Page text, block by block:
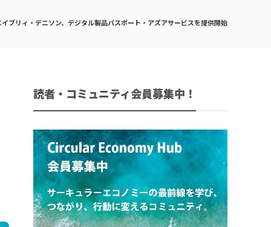
イブリィ・デニソン、デジタル製品パスポート・アズアサービスを提供開始
読者・コミュニティ会員募集中！